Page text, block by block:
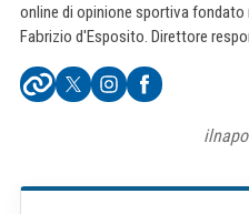
online di opinione sportiva
Fabrizio d'Esposito. Direttore